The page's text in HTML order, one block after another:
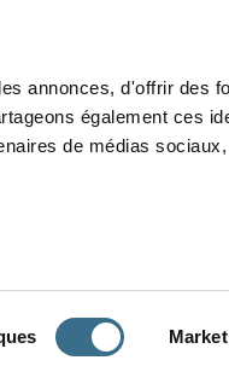
annonces, d'offrir des
également ces
de médias